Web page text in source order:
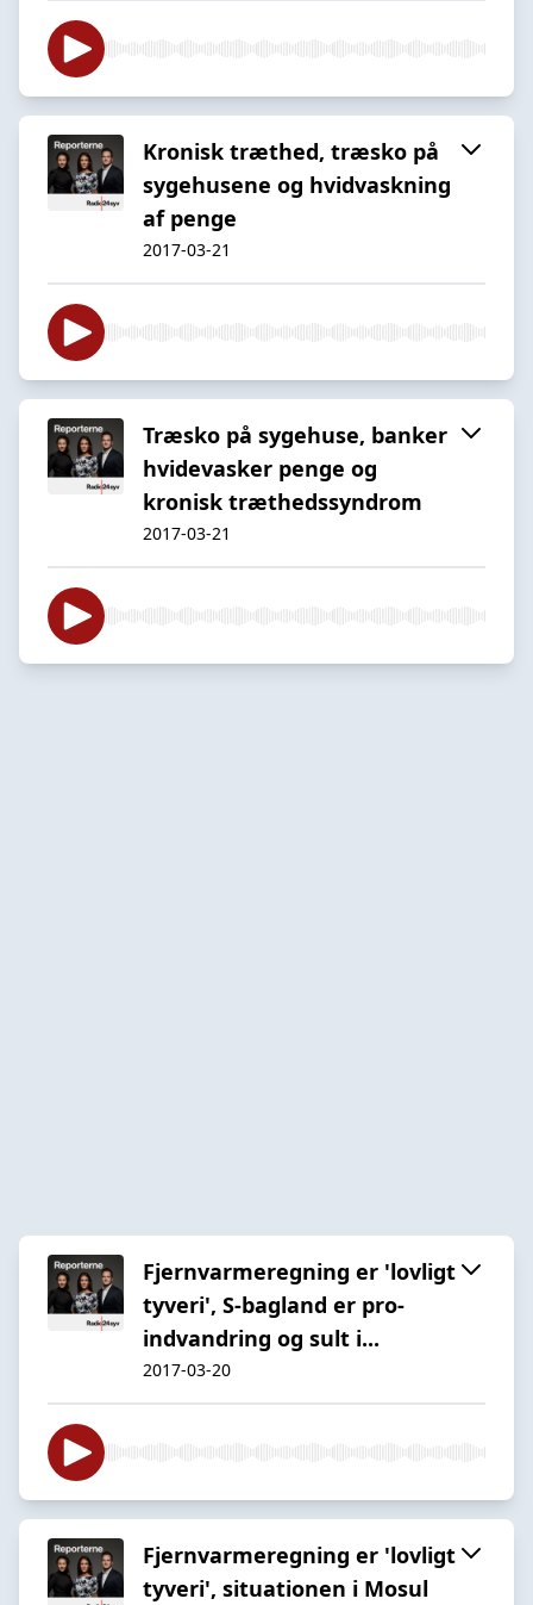
Kronisk træthed, træsko på
sygehusene og hvidvaskning
af penge
2017-03-21
Træsko på sygehuse, banker
hvidevasker penge og
kronisk træthedssyndrom
2017-03-21
Fjernvarmeregning er 'lovligt
tyveri', S-bagland er pro-
indvandring og sult i...
2017-03-20
Fjernvarmeregning er 'lovligt
tyveri', situationen i Mosul